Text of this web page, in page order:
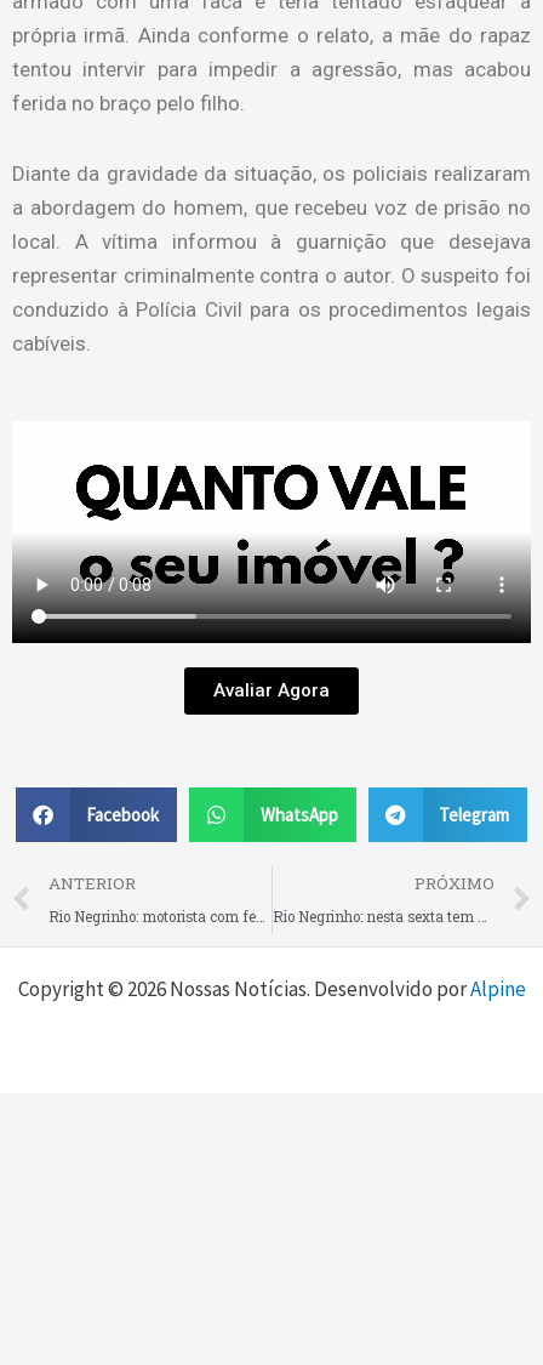
própria irmã. Ainda conforme o relato, a mãe do rapaz
tentou intervir para impedir a agressão, mas acabou
ferida no braço pelo filho.
Diante da gravidade da situação, os policiais realizaram
a abordagem do homem, que recebeu voz de prisão no
local. A vítima informou à guarnição que desejava
representar criminalmente contra o autor. O suspeito foi
conduzido à Polícia Civil para os procedimentos legais
cabíveis.
Avaliar Agora
Facebook WhatsApp Telegram
Prev
ANTERIOR
Rio Negrinho: motorista com ferimentos e suspeita de fratura nasal é levado ao hospital após colisão de Fiorino contra poste
PRÓXIMO
Rio Negrinho: nesta sexta tem venda de sopa de camarão do campo, sopa de galinha caipira com macarrão caseiro, salgados, doces e bolo do Dia das Mães na Igreja Santa Rita
Copyright © 2026 Nossas Notícias. Desenvolvido porAlpine